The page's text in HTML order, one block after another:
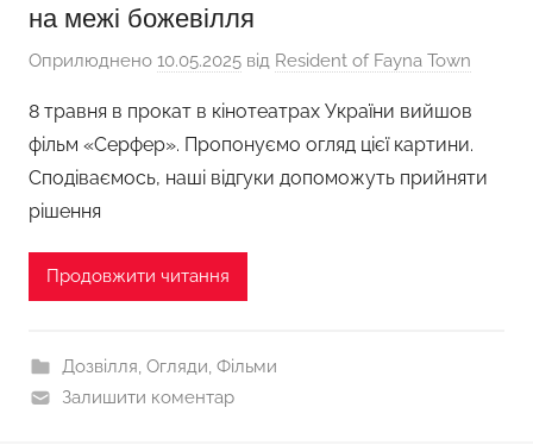
на межі божевілля
Оприлюднено 10.05.2025 від Resident of Fayna Town
8 травня в прокат в кінотеатрах України вийшов
фільм «Серфер». Пропонуємо огляд цієї картини.
Сподіваємось, наші відгуки допоможуть прийняти
рішення
Продовжити читання
Дозвілля Огляди Фільми
Залишити коментар